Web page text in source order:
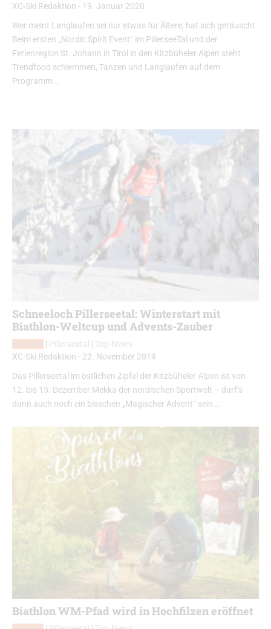
XC-Ski Redaktion - 19. Januar 2020
Wer meint Langlaufen sei nur etwas für Ältere, hat sich getäuscht.
Beim ersten „Nordic Spirit Event“ im PillerseeTal und der
Ferienregion St. Johann in Tirol in den Kitzbüheler Alpen steht
Trendfood schlemmen, Tanzen und Langlaufen auf dem
Programm …
Schneeloch Pillerseetal: Winterstart mit
Biathlon-Weltcup und Advents-Zauber
| Pillerseetal | Top-News
XC-Ski Redaktion - 22. November 2019
Das Pillerseetal im östlichen Zipfel der Kitzbüheler Alpen ist von
12. bis 15. Dezember Mekka der nordischen Sportwelt – darf’s
dann auch noch ein bisschen „Magischer Advent“ sein …
Biathlon WM-Pfad wird in Hochfilzen eröffnet